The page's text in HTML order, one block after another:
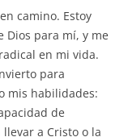
camino. Estoy
Dios para mí, y me
en mi vida.
para
mis habilidades:
de
a Cristo o la